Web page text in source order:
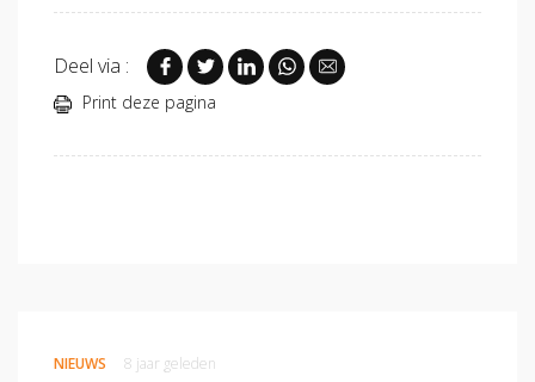
Deel via :
Print deze pagina
NIEUWS 8 jaar geleden